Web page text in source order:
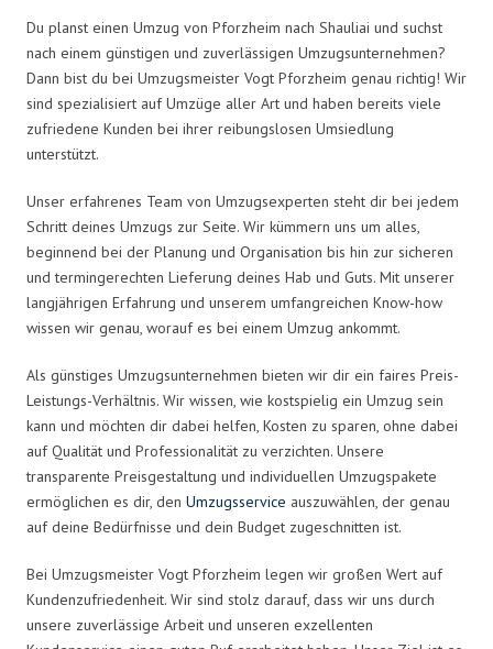
Du planst einen Umzug von Pforzheim nach Shauliai und suchst
nach einem günstigen und zuverlässigen Umzugsunternehmen?
Dann bist du bei Umzugsmeister Vogt Pforzheim genau richtig! Wir
sind spezialisiert auf Umzüge aller Art und haben bereits viele
zufriedene Kunden bei ihrer reibungslosen Umsiedlung
unterstützt.
Unser erfahrenes Team von Umzugsexperten steht dir bei jedem
Schritt deines Umzugs zur Seite. Wir kümmern uns um alles,
beginnend bei der Planung und Organisation bis hin zur sicheren
und termingerechten Lieferung deines Hab und Guts. Mit unserer
langjährigen Erfahrung und unserem umfangreichen Know-how
wissen wir genau, worauf es bei einem Umzug ankommt.
Als günstiges Umzugsunternehmen bieten wir dir ein faires Preis-
Leistungs-Verhältnis. Wir wissen, wie kostspielig ein Umzug sein
kann und möchten dir dabei helfen, Kosten zu sparen, ohne dabei
auf Qualität und Professionalität zu verzichten. Unsere
transparente Preisgestaltung und individuellen Umzugspakete
ermöglichen es dir, den Umzugsservice auszuwählen, der genau
auf deine Bedürfnisse und dein Budget zugeschnitten ist.
Bei Umzugsmeister Vogt Pforzheim legen wir großen Wert auf
Kundenzufriedenheit. Wir sind stolz darauf, dass wir uns durch
unsere zuverlässige Arbeit und unseren exzellenten